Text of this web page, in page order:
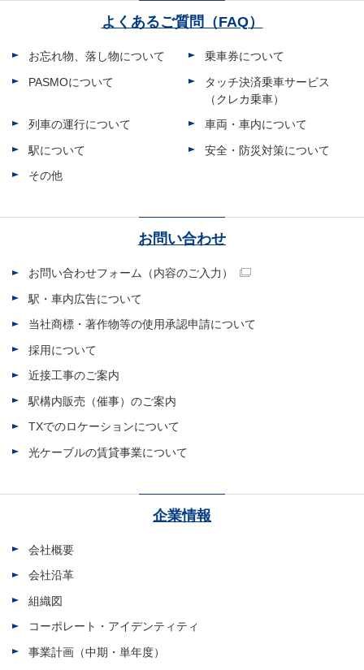
よくあるご質問（FAQ）
お忘れ物、落し物について
乗車券について
PASMOについて
タッチ決済乗車サービス
（クレカ乗車）
列車の運行について
車両・車内について
駅について
安全・防災対策について
その他
お問い合わせ
お問い合わせフォーム（内容のご入力）
駅・車内広告について
当社商標・著作物等の使用承認申請について
採用について
近接工事のご案内
駅構内販売（催事）のご案内
TXでのロケーションについて
光ケーブルの賃貸事業について
企業情報
会社概要
会社沿革
組織図
コーポレート・アイデンティティ
事業計画（中期・単年度）